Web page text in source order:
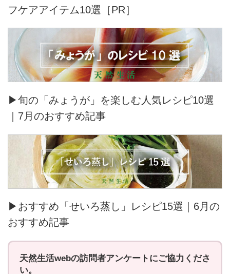
フケアアイテム10選［PR］
▶旬の「みょうが」を楽しむ人気レシピ10選
｜7月のおすすめ記事
▶おすすめ「せいろ蒸し」レシピ15選｜6月の
おすすめ記事